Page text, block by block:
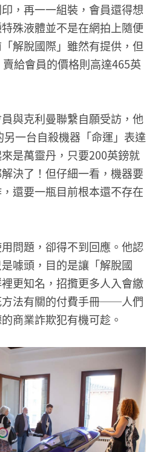
，再一一組裝，會員還得想
殊液體並不是在網拍上隨便
解脫國際」雖然有提供，但
給會員的價格則高達465英
與克利曼聯繫自願受訪，他
一台自殺機器「命運」表達
是萬靈丹，只要200英鎊就
決了！但仔細一看，機器要
還要一瓶目前根本還不存在
問題，卻得不到回應。他認
噱頭，目的是讓「解脫國
更知名，招攬更多人入會繳
方法有關的付費手冊──人們
商業詐欺犯有機可趁。